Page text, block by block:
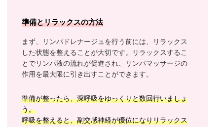
準備とリラックスの方法
まず、リンパドレナージュを行う前には、リラックス
した状態を整えることが大切です。リラックスするこ
とでリンパ液の流れが促進され、リンパマッサージの
作用を最大限に引き出すことができます。
準備が整ったら、深呼吸をゆっくりと数回行いましょ
う。
呼吸を整えると、副交感神経が優位になりリラックス